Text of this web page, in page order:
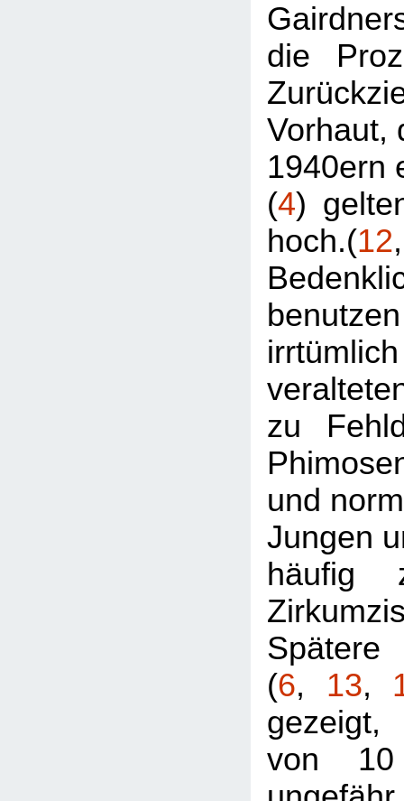
die
Vorhaut,
1940ern
(4)
hoch.(12
zu
und
Jungen
häufig
(6, 13,
von